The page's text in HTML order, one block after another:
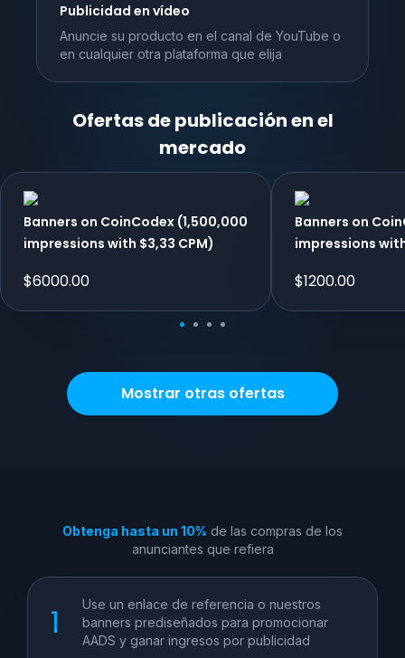
Publicidad en vídeo
Anuncie su producto en el canal de YouTube o
en cualquier otra plataforma que elija
Ofertas de publicación en el
mercado
Banners on CoinCodex (1,500,000
impressions with $3,33 CPM)
$6000.00
Banners on
impressions
$1200.00
Mostrar otras ofertas
Obtenga hasta un 10% de las compras de los
anunciantes que refiera
Use un enlace de referencia o nuestros
banners prediseñados para promocionar
AADS y ganar ingresos por publicidad